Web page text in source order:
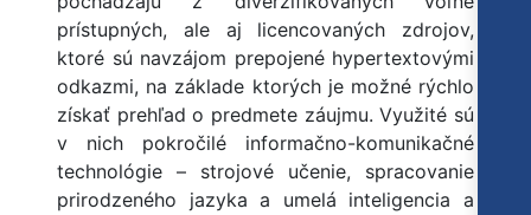
prístupných, ale aj licencovaných zdrojov,
ktoré sú navzájom prepojené hypertextovými
odkazmi, na základe ktorých je možné rýchlo
získať prehľad o predmete záujmu. Využité sú
v nich pokročilé informačno-komunikačné
technológie – strojové učenie, spracovanie
prirodzeného jazyka a umelá inteligencia a